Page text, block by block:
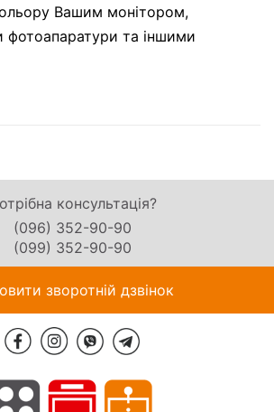
Вашим монітором,
фотоапаратури та іншими
консультація?
(096) 352-90-90
(099) 352-90-90
зворотній дзвінок